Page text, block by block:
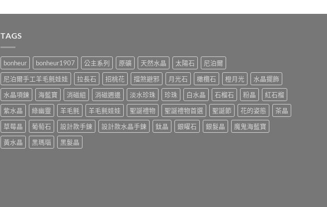
TAGS
bonheur bonheur1907 公主系列 原礦 天然水晶 太陽石
尼泊爾
尼泊爾手工羊毛氈娃娃
拉長石 招桃花 擋煞避邪 月光石 橄欖石 橙月光
水晶擺飾
水晶項鍊
海藍寶 消磁組 消磁週邊 淡水珍珠 珍珠 白水晶 石榴石 粉晶
紅石榴
紫水晶
綠幽靈 羊毛氈 羊毛氈娃娃 聖誕禮物 聖誕禮物首選 聖誕節 花的姿態
茶晶
草莓晶
葡萄石 設計款手鍊 設計款水晶手鍊 鈦晶 銀曜石 銀髮晶
魔鬼海藍寶
黃水晶
黑瑪瑙 黑髮晶